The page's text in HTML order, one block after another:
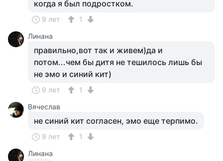
когда я был подростком.
9 лет
1
Линана
правильно,вот так и живем)да и
потом...чем бы дитя не тешилось лишь бы
не эмо и синий кит)
9 лет
1
Вячеслав
не синий кит согласен, эмо еще терпимо.
9 лет
1
Линана